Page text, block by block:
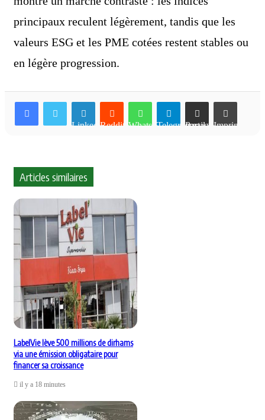
principaux reculent légèrement, tandis que les
valeurs ESG et les PME cotées restent stables ou
en légère progression.
LinkedinReddit WhatsAppTelegramPartager par email Imprimer
Articles similaires
LabelVie lève 500 millions de dirhams
via une émission obligataire pour
financer sa croissance
il y a 18 minutes